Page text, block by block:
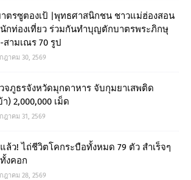
ตรซูตองเป้ |พุทธศาสนิกชน ชาวแม่ฮ่องสอน
กท่องเที่ยว ร่วมกันทำบุญตักบาตรพระภิกษุ
สามเณร 70 รูป
ฎาคม 30, 2569
จภูธรจังหวัดมุกดาหาร จับกุมยาเสพติด
) 2,000,000 เม็ด
ฎาคม 31, 2569
ล้ว! ไถ่ชีวิตโคกระบือทั้งหมด 79 ตัว สำเร็จๆ
งคอก
ฎาคม 28, 2569